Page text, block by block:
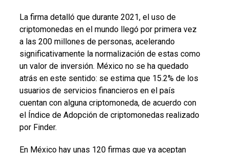
La firma detalló que durante 2021, el uso de
criptomonedas en el mundo llegó por primera vez
a las 200 millones de personas, acelerando
significativamente la normalización de estas como
un valor de inversión. México no se ha quedado
atrás en este sentido: se estima que 15.2% de los
usuarios de servicios financieros en el país
cuentan con alguna criptomoneda, de acuerdo con
el Índice de Adopción de criptomonedas realizado
por Finder.
En México hay unas 120 firmas que ya aceptan